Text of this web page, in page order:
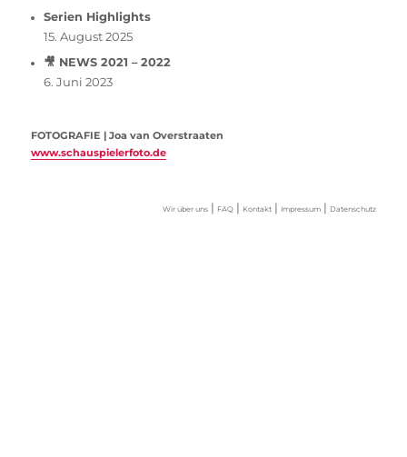
Serien Highlights
15. August 2025
🎥 NEWS 2021 – 2022
6. Juni 2023
FOTOGRAFIE | Joa van Overstraaten
www.schauspielerfoto.de
Wir über uns| FAQ| Kontakt| Impressum| Datenschutz